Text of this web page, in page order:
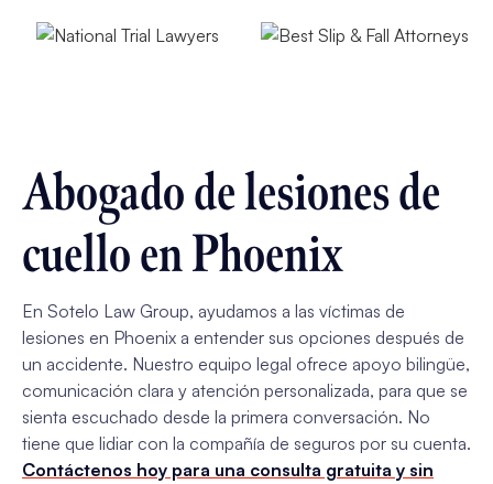
Abogado de lesiones de
cuello en Phoenix
En Sotelo Law Group, ayudamos a las víctimas de
lesiones en Phoenix a entender sus opciones después de
un accidente. Nuestro equipo legal ofrece apoyo bilingüe,
comunicación clara y atención personalizada, para que se
sienta escuchado desde la primera conversación. No
tiene que lidiar con la compañía de seguros por su cuenta.
Contáctenos hoy para una consulta gratuita y sin